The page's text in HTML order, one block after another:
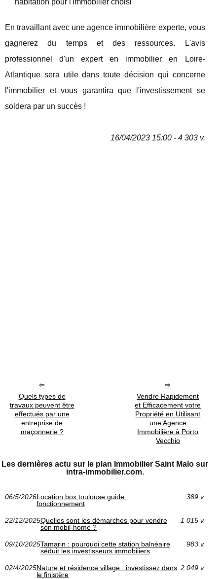
En travaillant avec une agence immobilière experte, vous
gagnerez du temps et des ressources. L'avis
professionnel d'un expert en immobilier en Loire-
Atlantique sera utile dans toute décision qui concerne
l'immobilier et vous garantira que l'investissement se
soldera par un succès !
16/04/2023 15:00 - 4 303 v.
Quels types de
travaux peuvent être
effectués par une
entreprise de
maçonnerie ?
Vendre Rapidement
et Efficacement votre
Propriété en Utilisant
une Agence
Immobilière à Porto
Vecchio
Les dernières actu sur le plan Immobilier Saint Malo sur
intra-immobilier.com.
06/5/2026Location box toulouse guide :
fonctionnement
389 v.
22/12/2025Quelles sont les démarches pour vendre
son mobil-home ?
1 015 v.
09/10/2025Tamarin : pourquoi cette station balnéaire
séduit les investisseurs immobiliers
983 v.
02/4/2025Nature et résidence village : investissez dans
le finistère
2 049 v.